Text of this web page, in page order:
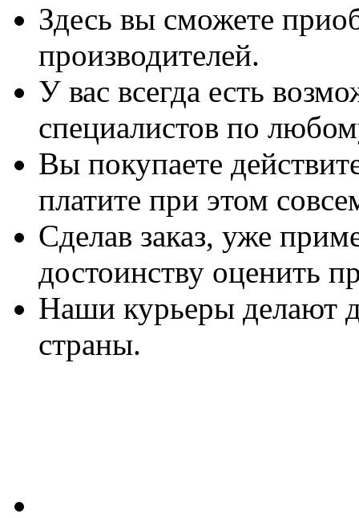
Здесь вы сможете
производителей.
У вас всегда есть
специалистов по
Вы покупаете
платите при этом
Сделав заказ, уже
достоинству оценить
Наши курьеры делают
страны.